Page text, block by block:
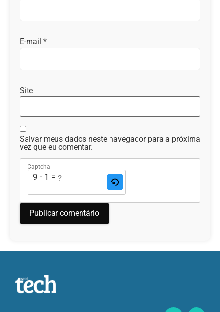
E-mail *
Site
Salvar meus dados neste navegador para a próxima
vez que eu comentar.
Captcha
9 - 1 = ?